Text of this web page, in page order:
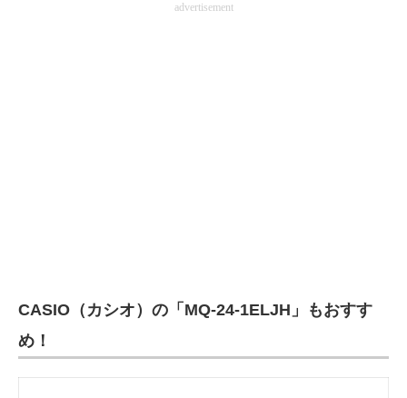
advertisement
CASIO（カシオ）の「MQ-24-1ELJH」もおすす
め！